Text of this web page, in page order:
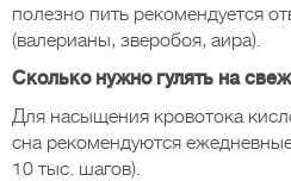
полезно пить рекомендуется
(валерианы, зверобоя, аира).
Сколько нужно гулять на
Для насыщения кровотока
сна рекомендуются
10 тыс. шагов).